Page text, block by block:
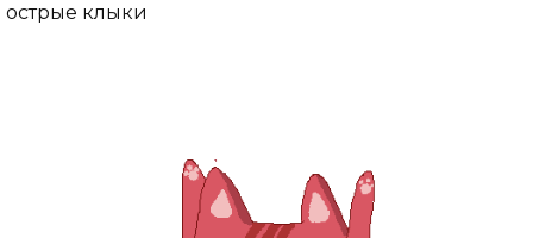
острые клыки